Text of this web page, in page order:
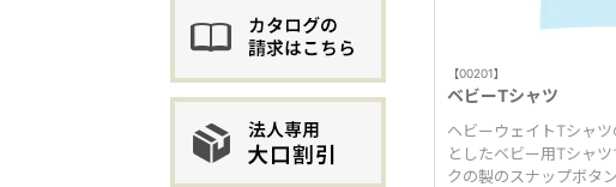
【00201】
ベビーTシャツ
ヘビーウェイトTシャ
としたベビー用Tシャ
クの製のスナップボタ